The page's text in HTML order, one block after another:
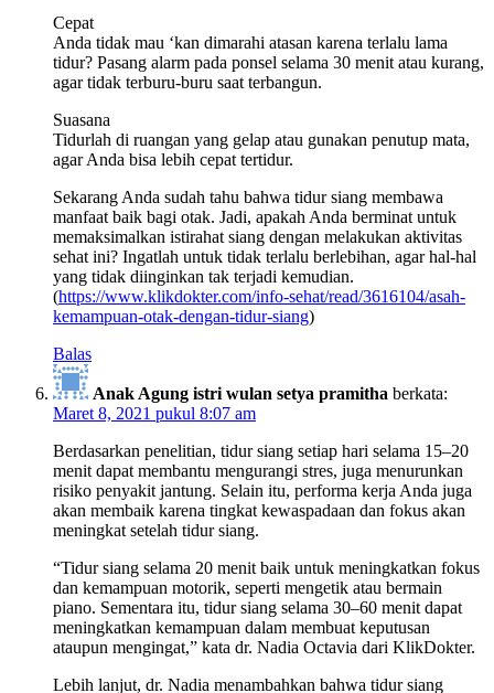
Cepat
Anda tidak mau ‘kan dimarahi atasan karena terlalu lama
tidur? Pasang alarm pada ponsel selama 30 menit atau kurang,
agar tidak terburu-buru saat terbangun.
Suasana
Tidurlah di ruangan yang gelap atau gunakan penutup mata,
agar Anda bisa lebih cepat tertidur.
Sekarang Anda sudah tahu bahwa tidur siang membawa
manfaat baik bagi otak. Jadi, apakah Anda berminat untuk
memaksimalkan istirahat siang dengan melakukan aktivitas
sehat ini? Ingatlah untuk tidak terlalu berlebihan, agar hal-hal
yang tidak diinginkan tak terjadi kemudian.
(https://www.klikdokter.com/info-sehat/read/3616104/asah-
kemampuan-otak-dengan-tidur-siang)
Balas
Anak Agung istri wulan setya pramitha berkata:
Maret 8, 2021 pukul 8:07 am
Berdasarkan penelitian, tidur siang setiap hari selama 15–20
menit dapat membantu mengurangi stres, juga menurunkan
risiko penyakit jantung. Selain itu, performa kerja Anda juga
akan membaik karena tingkat kewaspadaan dan fokus akan
meningkat setelah tidur siang.
“Tidur siang selama 20 menit baik untuk meningkatkan fokus
dan kemampuan motorik, seperti mengetik atau bermain
piano. Sementara itu, tidur siang selama 30–60 menit dapat
meningkatkan kemampuan dalam membuat keputusan
ataupun mengingat,” kata dr. Nadia Octavia dari KlikDokter.
Lebih lanjut, dr. Nadia menambahkan bahwa tidur siang